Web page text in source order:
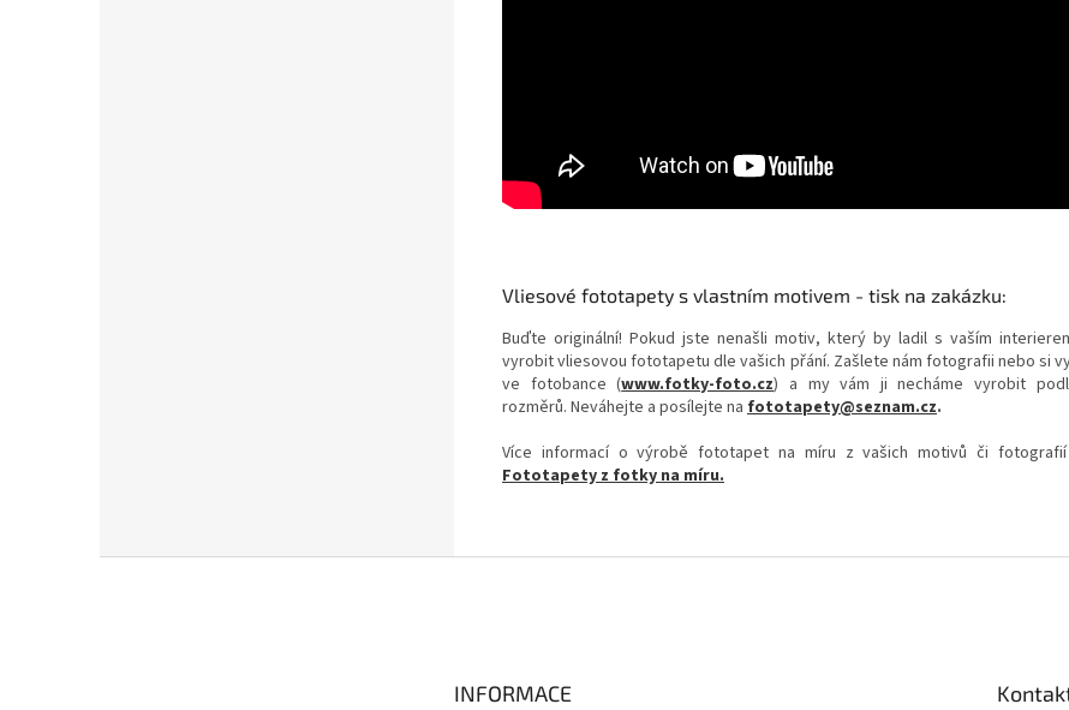
Vliesové fototapety s vlastním motivem - tisk na zakázku:
Buďte originální! Pokud jste nenašli motiv, který by ladil s vaším
vyrobit vliesovou fototapetu dle vašich přání. Zašlete nám fotografii nebo si
ve fotobance (www.fotky-foto.cz) a my vám ji necháme vyrobit
rozměrů. Neváhejte a posílejte na fototapety@seznam.cz.
Více informací o výrobě fototapet na míru z vašich motivů či
Fototapety z fotky na míru.
INFORMACE